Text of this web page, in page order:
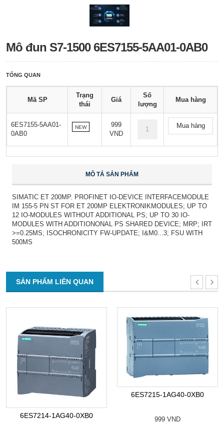
Mô đun S7-1500 6ES7155-5AA01-0AB0
TỔNG QUAN
Mã SP
Trạng
thái
Giá
Số
lượng
Mua hàng
6ES7155-5AA01-
0AB0
NEW
999
VND
Mua hàng
MÔ TẢ SẢN PHẨM
SIMATIC ET 200MP. PROFINET IO-DEVICE INTERFACEMODULE
IM 155-5 PN ST FOR ET 200MP ELEKTRONIKMODULES; UP TO
12 IO-MODULES WITHOUT ADDITIONAL PS; UP TO 30 IO-
MODULES WITH ADDITIONONAL PS SHARED DEVICE; MRP; IRT
>=0.25MS; ISOCHRONICITY FW-UPDATE; I&M0...3; FSU WITH
500MS
SẢN PHẨM LIÊN QUAN
6ES7214-1AG40-0XB0
6ES7215-1AG40-0XB0
999 VND